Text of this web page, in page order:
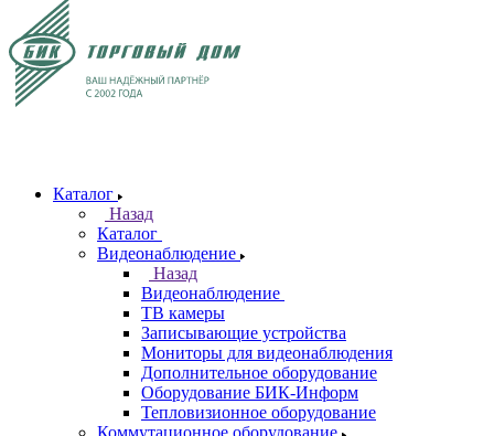
Каталог
Назад
Каталог
Видеонаблюдение
Назад
Видеонаблюдение
ТВ камеры
Записывающие устройства
Мониторы для видеонаблюдения
Дополнительное оборудование
Оборудование БИК-Информ
Тепловизионное оборудование
Коммутационное оборудование